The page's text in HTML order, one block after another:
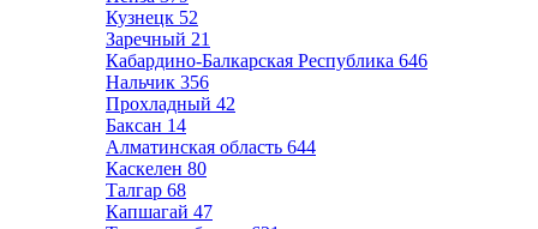
Кузнецк 52
Заречный 21
Кабардино-Балкарская Республика 646
Нальчик 356
Прохладный 42
Баксан 14
Алматинская область 644
Каскелен 80
Талгар 68
Капшагай 47